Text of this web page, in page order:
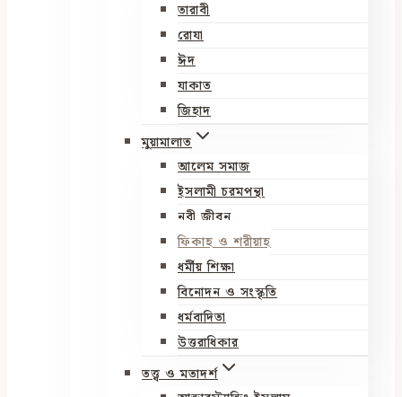
তারাবী
রোযা
ঈদ
যাকাত
জিহাদ
মুয়ামালাত
আলেম সমাজ
ইসলামী চরমপন্থা
নবী জীবন
ফিকাহ ও শরীয়াহ
ধর্মীয় শিক্ষা
বিনোদন ও সংস্কৃতি
ধর্মবাদিতা
উত্তরাধিকার
তত্ত্ব ও মতাদর্শ